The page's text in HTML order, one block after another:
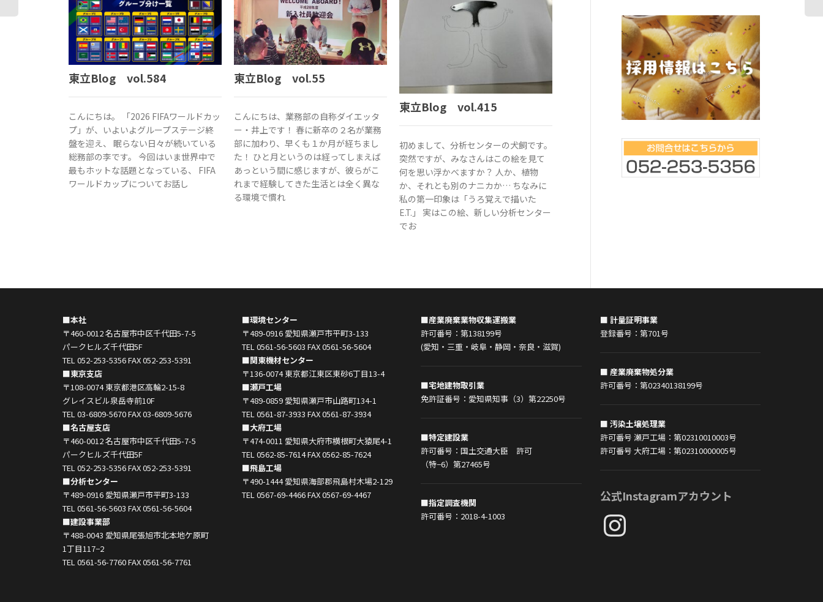
東立Blog vol.584
こんにちは。 「2026 FIFAワールドカッ
プ」が、いよいよグループステージ終
盤を迎え、 眠らない日々が続いている
総務部の李です。 今回はいま世界中で
最もホットな話題となっている、 FIFA
ワールドカップについてお話し
東立Blog vol.55
こんにちは、業務部の自称ダイエッタ
ー・井上です！ 春に新卒の２名が業務
部に加わり、早くも１か月が経ちまし
た！ ひと月というのは経ってしまえば
あっという間に感じますが、彼らがこ
れまで経験してきた生活とは全く異な
る環境で慣れ
東立Blog vol.415
初めまして、分析センターの犬飼です。
突然ですが、みなさんはこの絵を見て
何を思い浮かべますか？ 人か、植物
か、それとも別のナニカか… ちなみに
私の第一印象は「うろ覚えで描いた
E.T.」 実はこの絵、新しい分析センター
でお
けない・・・。 今年は家族と（嫁と6歳
東立Blog
■本社
〒460-0012 名古屋市中区千代田5-7-5
パークヒルズ千代田5F
TEL 052-253-5356 FAX 052-253-5391
■東京支店
〒108-0074 東京都港区高輪2-15-8
グレイスビル泉岳寺前10F
TEL 03-6809-5670 FAX 03-6809-5676
■名古屋支店
〒460-0012 名古屋市中区千代田5-7-5
パークヒルズ千代田5F
TEL 052-253-5356 FAX 052-253-5391
■分析センター
〒489-0916 愛知県瀬戸市平町3-133
TEL 0561-56-5603 FAX 0561-56-5604
■建設事業部
〒488-0043 愛知県尾張旭市北本地ケ原町
1丁目117−2
TEL 0561-56-7760 FAX 0561-56-7761
■環境センター
〒489-0916 愛知県瀬戸市平町3-133
TEL 0561-56-5603 FAX 0561-56-5604
■関東機材センター
〒136-0074 東京都江東区東砂6丁目13-4
■瀬戸工場
〒489-0859 愛知県瀬戸市山路町134-1
TEL 0561-87-3933 FAX 0561-87-3934
■大府工場
〒474-0011 愛知県大府市横根町大猿尾4-1
TEL 0562-85-7614 FAX 0562-85-7624
■飛島工場
〒490-1444 愛知県海部郡飛島村木場2-129
TEL 0567-69-4466 FAX 0567-69-4467
■産業廃棄業物収集運搬業
許可番号：第138199号
(愛知・三重・岐阜・静岡・奈良・滋賀)
■宅地建物取引業
免許証番号：愛知県知事（3）第22250号
■特定建設業
許可番号：国土交通大臣 許可
（特−6）第27465号
■指定調査機関
許可番号：2018-4-1003
■ 計量証明事業
登録番号：第701号
■ 産業廃棄物処分業
許可番号：第02340138199号
■ 汚染土壌処理業
許可番号 瀬戸工場：第02310010003号
許可番号 大府工場：第02310000005号
公式Instagramアカウント
Instagram